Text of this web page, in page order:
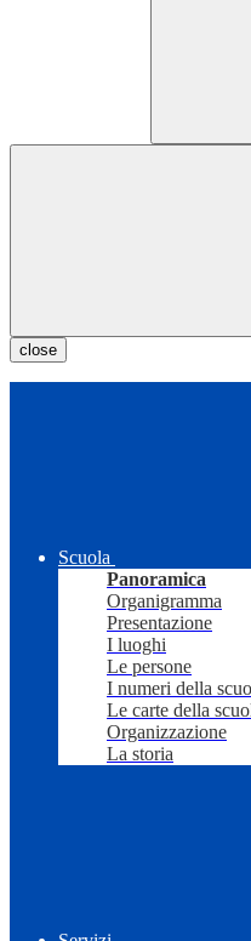
close
Scuola
Panoramica
Organigramma
Presentazione
I luoghi
Le persone
I numeri della
Le carte della
Organizzazione
La storia